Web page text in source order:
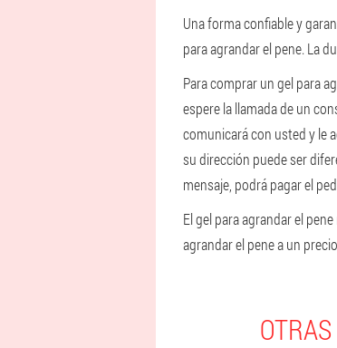
Una forma confiable y
para agrandar el pene. La
Para comprar un gel para
espere la llamada de un
comunicará con usted y le
su dirección puede ser
mensaje, podrá pagar el
El gel para agrandar el
agrandar el pene a un